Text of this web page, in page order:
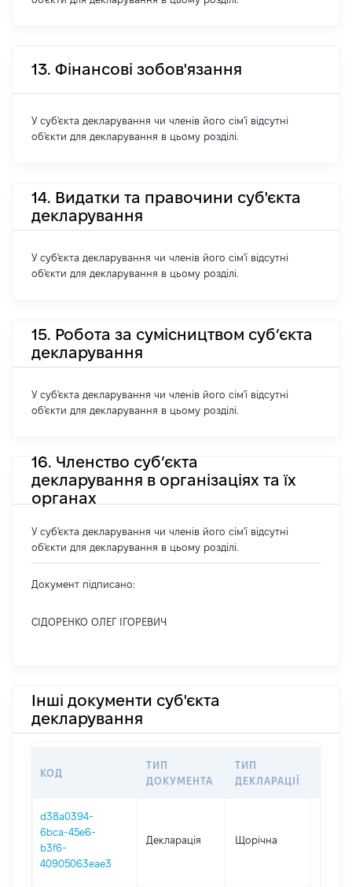
13. Фінансові зобов'язання
У суб'єкта декларування чи членів його сім'ї відсутні
об'єкти для декларування в цьому розділі.
14. Видатки та правочини суб'єкта
декларування
У суб'єкта декларування чи членів його сім'ї відсутні
об'єкти для декларування в цьому розділі.
15. Робота за сумісництвом суб’єкта
декларування
У суб'єкта декларування чи членів його сім'ї відсутні
об'єкти для декларування в цьому розділі.
16. Членство суб’єкта
декларування в організаціях та їх
органах
У суб'єкта декларування чи членів його сім'ї відсутні
об'єкти для декларування в цьому розділі.
Документ підписано:
СІДОРЕНКО ОЛЕГ ІГОРЕВИЧ
Інші документи суб'єкта
декларування
КОД
ТИП
ДОКУМЕНТА
ТИП
ДЕКЛАРАЦІЇ
d38a0394-
6bca-45e6-
b3f6-
40905063eae3
Декларація Щорічна